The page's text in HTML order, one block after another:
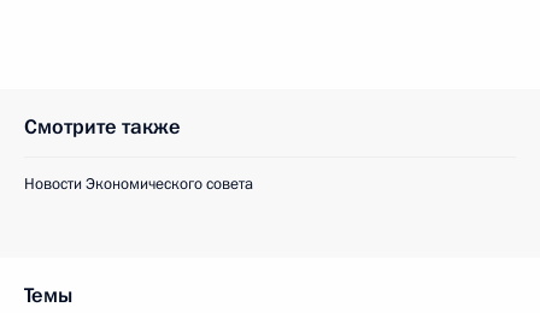
Смотрите также
Новости Экономического совета
Темы